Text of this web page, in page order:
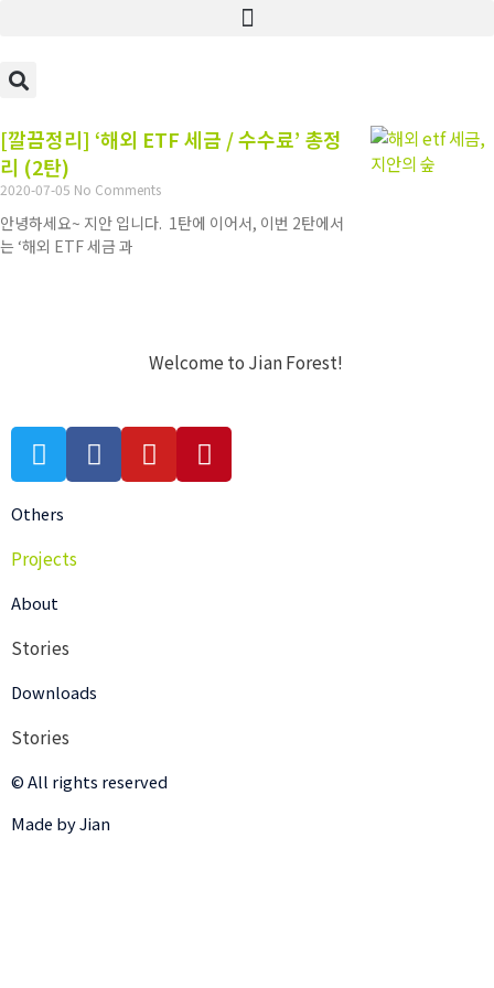
[깔끔정리] ‘해외 ETF 세금 / 수수료’ 총정
리 (2탄)
2020-07-05 No Comments
안녕하세요~ 지안 입니다. 1탄에 이어서, 이번 2탄에서
는 ‘해외 ETF 세금 과
Welcome to Jian Forest!
Others
Projects
About
Stories
Downloads
Stories
© All rights reserved
Made by Jian